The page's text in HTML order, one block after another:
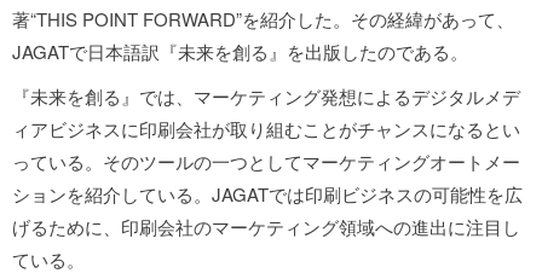
著“THIS POINT FORWARD”を紹介した。その経緯があって、
JAGATで日本語訳『未来を創る』を出版したのである。
『未来を創る』では、マーケティング発想によるデジタルメデ
ィアビジネスに印刷会社が取り組むことがチャンスになるとい
っている。そのツールの一つとしてマーケティングオートメー
ションを紹介している。JAGATでは印刷ビジネスの可能性を広
げるために、印刷会社のマーケティング領域への進出に注目し
ている。